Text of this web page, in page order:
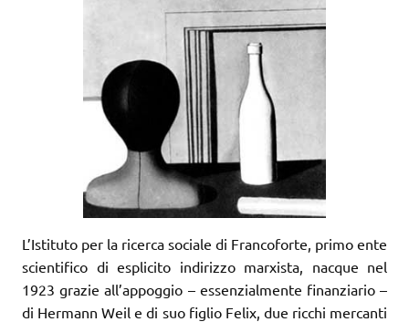
L’Istituto per la ricerca sociale di Francoforte, primo ente
scientifico di esplicito indirizzo marxista, nacque nel
1923 grazie all’appoggio – essenzialmente finanziario –
di Hermann Weil e di suo figlio Felix, due ricchi mercanti